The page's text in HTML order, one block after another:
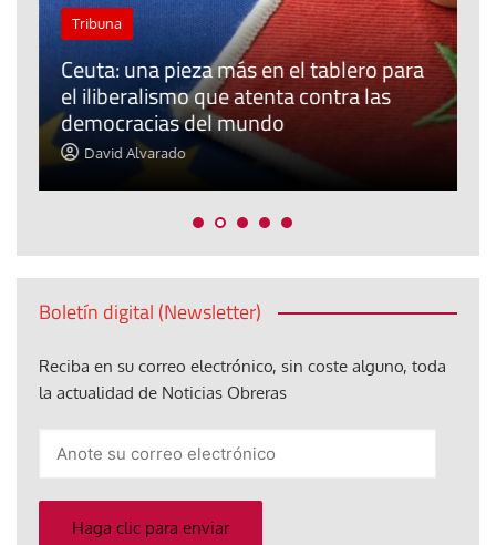
Tribuna
Ceuta: una pieza más en el tablero para
el iliberalismo que atenta contra las
democracias del mundo
David Alvarado
Boletín digital (Newsletter)
Reciba en su correo electrónico, sin coste alguno, toda
la actualidad de Noticias Obreras
electrónico
Haga clic para enviar